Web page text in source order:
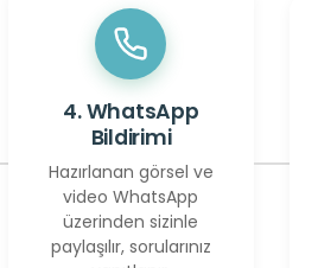
4. WhatsApp
Bildirimi
Hazırlanan görsel ve
video WhatsApp
üzerinden sizinle
paylaşılır, sorularınız